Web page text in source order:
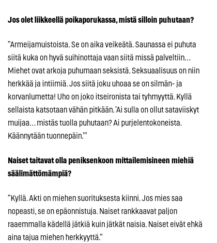
Jos olet liikkeellä poikaporukassa, mistä silloin puhutaan?
”Armeijamuistoista. Se on aika veikeätä. Saunassa ei puhuta
siitä kuka on hyvä suihinottaja vaan siitä missä palveltiin…
Miehet ovat arkoja puhumaan seksistä. Seksuaalisuus on niin
herkkää ja intiimiä. Jos siitä joku uhoaa se on silmän- ja
korvanlumetta! Uho on joko itseironista tai tyhmyyttä. Kyllä
sellaista katsotaan vähän pitkään. ’Ai sulla on ollut sataviiskyt
muijaa… mistäs tuolla puhutaan? Ai purjelentokoneista.
Käännytään tuonnepäin.’”
Naiset taitavat olla peniksenkoon mittailemisineen miehiä
säälimättömämpiä?
”Kyllä. Akti on miehen suorituksesta kiinni. Jos mies saa
nopeasti, se on epäonnistuja. Naiset rankkaavat paljon
raaemmalla kädellä jätkiä kuin jätkät naisia. Naiset eivät ehkä
aina tajua miehen herkkyyttä.”